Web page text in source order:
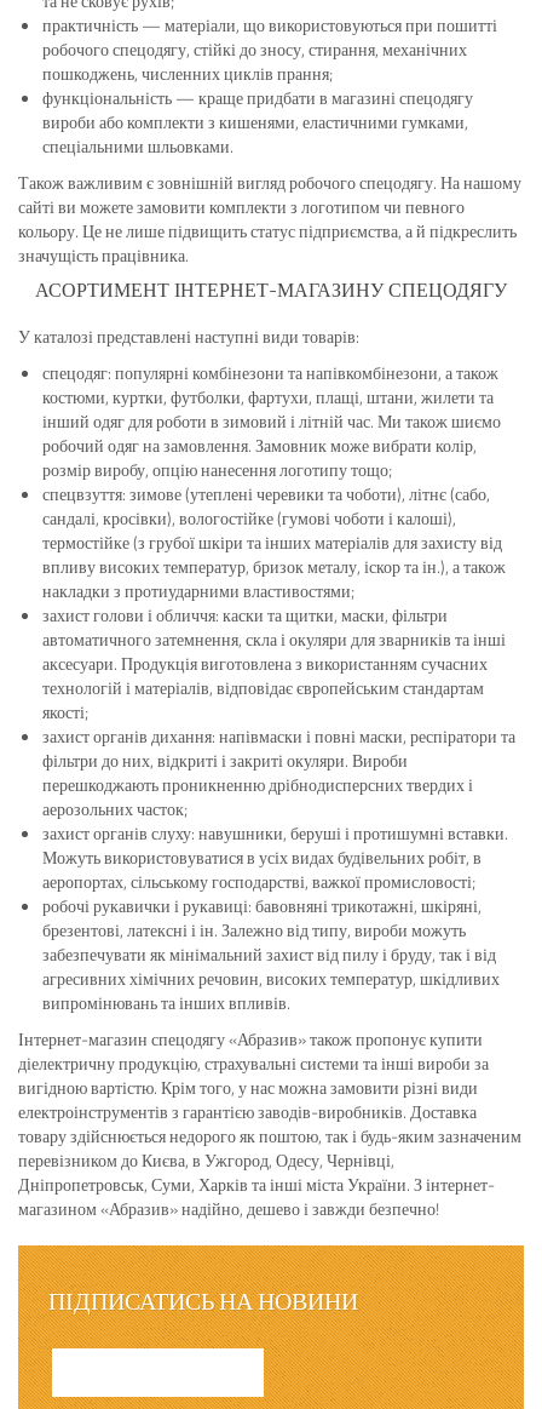
практичність — матеріали, що використовуються при пошитті
робочого спецодягу, стійкі до зносу, стирання, механічних
пошкоджень, численних циклів прання;
функціональність — краще придбати в магазині спецодягу
вироби або комплекти з кишенями, еластичними гумками,
спеціальними шльовками.
Також важливим є зовнішній вигляд робочого спецодягу. На нашому
сайті ви можете замовити комплекти з логотипом чи певного
кольору. Це не лише підвищить статус підприємства, а й підкреслить
значущість працівника.
АСОРТИМЕНТ ІНТЕРНЕТ-МАГАЗИНУ СПЕЦОДЯГУ
У каталозі представлені наступні види товарів:
спецодяг: популярні комбінезони та напівкомбінезони, а також
костюми, куртки, футболки, фартухи, плащі, штани, жилети та
інший одяг для роботи в зимовий і літній час. Ми також шиємо
робочий одяг на замовлення. Замовник може вибрати колір,
розмір виробу, опцію нанесення логотипу тощо;
спецвзуття: зимове (утеплені черевики та чоботи), літнє (сабо,
сандалі, кросівки), вологостійке (гумові чоботи і калоші),
термостійке (з грубої шкіри та інших матеріалів для захисту від
впливу високих температур, бризок металу, іскор та ін.), а також
накладки з протиударними властивостями;
захист голови і обличчя: каски та щитки, маски, фільтри
автоматичного затемнення, скла і окуляри для зварників та інші
аксесуари. Продукція виготовлена ​​з використанням сучасних
технологій і матеріалів, відповідає європейським стандартам
якості;
захист органів дихання: напівмаски і повні маски, респіратори та
фільтри до них, відкриті і закриті окуляри. Вироби
перешкоджають проникненню дрібнодисперсних твердих і
аерозольних часток;
захист органів слуху: навушники, беруші і протишумні вставки.
Можуть використовуватися в усіх видах будівельних робіт, в
аеропортах, сільському господарстві, важкої промисловості;
робочі рукавички і рукавиці: бавовняні трикотажні, шкіряні,
брезентові, латексні і ін. Залежно від типу, вироби можуть
забезпечувати як мінімальний захист від пилу і бруду, так і від
агресивних хімічних речовин, високих температур, шкідливих
випромінювань та інших впливів.
Інтернет-магазин спецодягу «Абразив» також пропонує купити
діелектричну продукцію, страхувальні системи та інші вироби за
вигідною вартістю. Крім того, у нас можна замовити різні види
електроінструментів з гарантією заводів-виробників. Доставка
товару здійснюється недорого як поштою, так і будь-яким зазначеним
перевізником до Києва, в Ужгород, Одесу, Чернівці,
Дніпропетровськ, Суми, Харків та інші міста України. З інтернет-
магазином «Абразив» надійно, дешево і завжди безпечно!
ПІДПИСАТИСЬ НА НОВИНИ